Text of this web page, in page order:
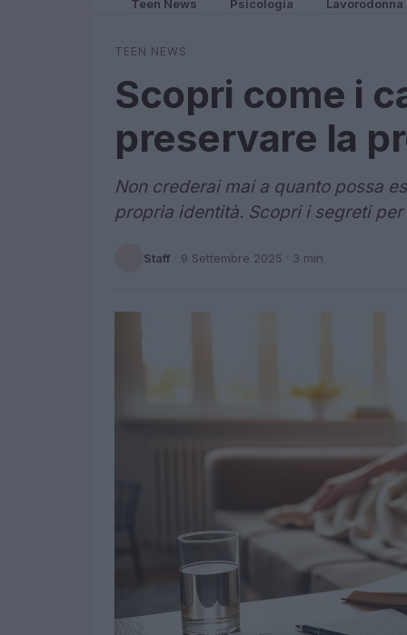
Teen News Psicologia Lavorodonna
TEEN NEWS
Scopri come i
preservare la
Non crederai mai a quanto possa
propria identità. Scopri i segreti
Staff · 9 Settembre 2025 · 3 min